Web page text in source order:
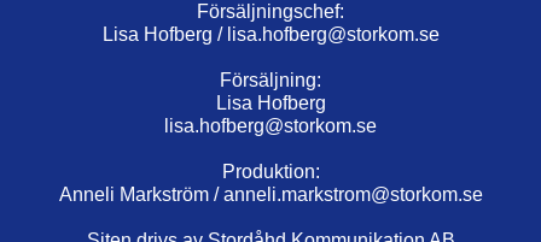
Försäljningschef:
Lisa Hofberg / lisa.hofberg@storkom.se
Försäljning:
Lisa Hofberg
lisa.hofberg@storkom.se
Produktion:
Anneli Markström /anneli.markstrom@storkom.se